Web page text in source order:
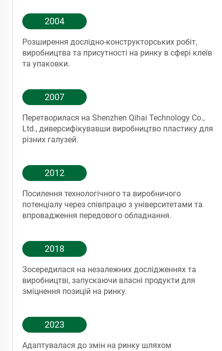
2004
Розширення дослідно-конструкторських робіт,
виробництва та присутності на ринку в сфері клеїв
та упаковки.
2007
Перетворилася на Shenzhen Qihai Technology Co.,
Ltd., диверсифікувавши виробництво пластику для
різних галузей.
2012
Посилення технологічного та виробничого
потенціалу через співпрацю з університетами та
впровадження передового обладнання.
2018
Зосередилася на незалежних дослідженнях та
виробництві, запускаючи власні продукти для
зміцнення позицій на ринку.
2023
Адаптувалася до змін на ринку шляхом